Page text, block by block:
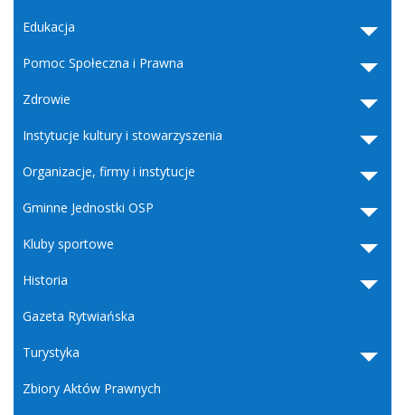
Edukacja
Pomoc Społeczna i Prawna
Zdrowie
Instytucje kultury i stowarzyszenia
Organizacje, firmy i instytucje
Gminne Jednostki OSP
Kluby sportowe
Historia
Gazeta Rytwiańska
Turystyka
Zbiory Aktów Prawnych